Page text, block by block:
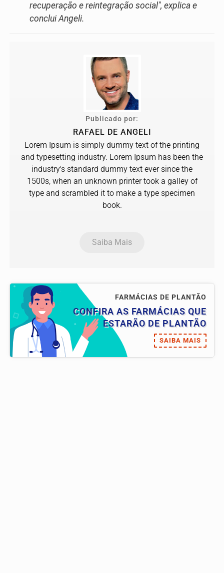
recuperação e reintegração social", explica e
conclui Angeli.
Publicado por:
RAFAEL DE ANGELI
Lorem Ipsum is simply dummy text of the printing
and typesetting industry. Lorem Ipsum has been the
industry's standard dummy text ever since the
1500s, when an unknown printer took a galley of
type and scrambled it to make a type specimen
book.
Saiba Mais
FARMÁCIAS DE PLANTÃO
CONFIRA AS FARMÁCIAS QUE
ESTARÃO DE PLANTÃO
SAIBA MAIS